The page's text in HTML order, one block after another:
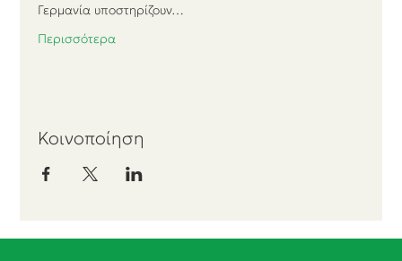
Γερμανία υποστηρίζουν…
Περισσότερα
Κοινοποίηση